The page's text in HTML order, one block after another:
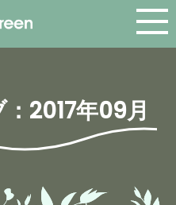
2017年09月